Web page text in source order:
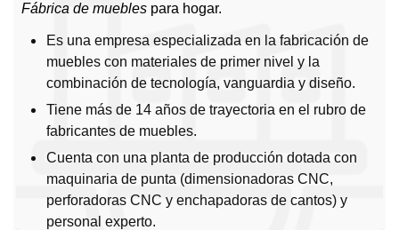
Fábrica de muebles para hogar.
Es una empresa especializada en la fabricación de
muebles con materiales de primer nivel y la
combinación de tecnología, vanguardia y diseño.
Tiene más de 14 años de trayectoria en el rubro de
fabricantes de muebles.
Cuenta con una planta de producción dotada con
maquinaria de punta (dimensionadoras CNC,
perforadoras CNC y enchapadoras de cantos) y
personal experto.